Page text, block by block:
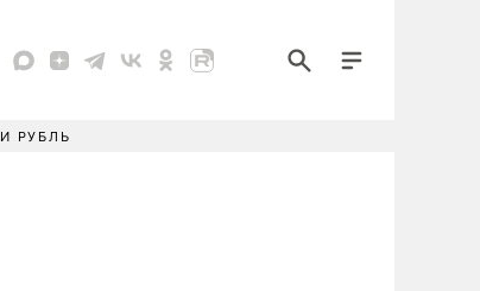
РУБЛЬ